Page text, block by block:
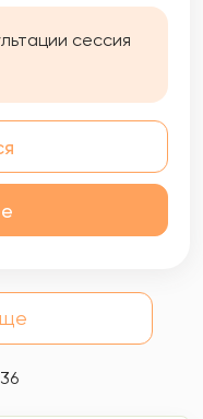
дает мне
сессия
36